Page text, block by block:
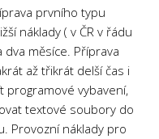
prvního typu
náklady ( v ČR v řádu
měsíce. Příprava
až třikrát delší čas i
programové vybavení,
textové soubory do
Provozní náklady pro